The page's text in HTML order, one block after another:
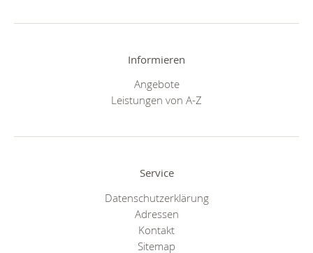
Informieren
Angebote
Leistungen von A-Z
Service
Datenschutzerklärung
Adressen
Kontakt
Sitemap